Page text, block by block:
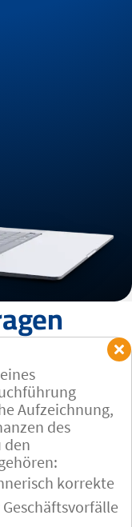
Aufzeichnung,
des
den
korrekte